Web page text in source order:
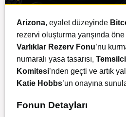
Arizona, eyalet düzeyinde
rezervi oluşturma yarışında
Varlıklar Rezerv Fonu’nu
numaralı yasa tasarısı,
Komitesi’nden geçti ve artık
Katie Hobbs’un onayına
Fonun Detayları